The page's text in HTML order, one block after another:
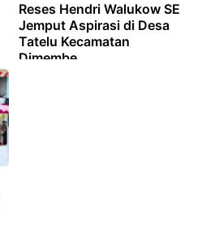
Reses Hendri Walukow SE
Jemput Aspirasi di Desa
Tatelu Kecamatan
Dimembe